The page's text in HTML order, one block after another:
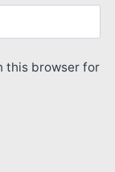
this browser for